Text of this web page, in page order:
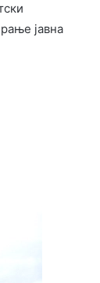
јавна